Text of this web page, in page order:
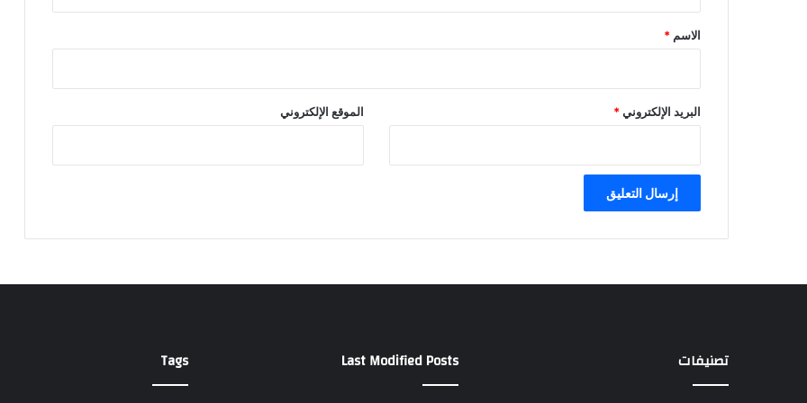
*
الاسم *
البريد الإلكتروني* الموقع الإلكتروني
تصنيفات Last Modified Posts
Tags